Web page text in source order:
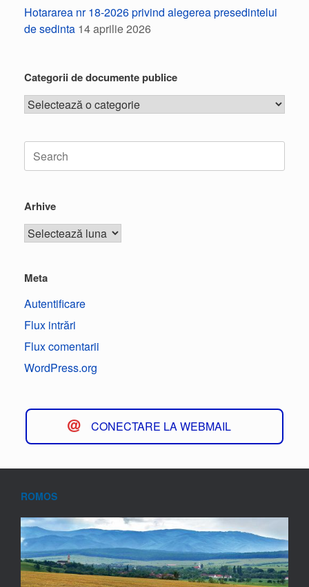
Hotararea nr 18-2026 privind alegerea presedintelui
de sedinta 14 aprilie 2026
Categorii de documente publice
Arhive
Meta
Autentificare
Flux intrări
Flux comentarii
WordPress.org
CONECTARE LA WEBMAIL
ROMOS